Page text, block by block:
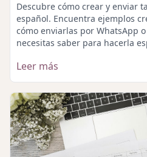
Descubre cómo crear y enviar
español. Encuentra ejemplos
cómo enviarlas por WhatsApp
necesitas saber para hacerla
Leer más